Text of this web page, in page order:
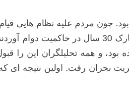
چون مردم علیه نظام هایی
مدیون غرب بود. بن علی 23 سال، قذافی 43 سال،
بود، و همه تحلیلگران این
رفت. اولین نتیجه ای